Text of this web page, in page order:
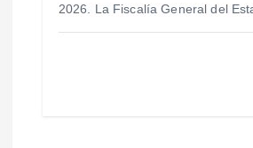
2026. La Fiscalía General del